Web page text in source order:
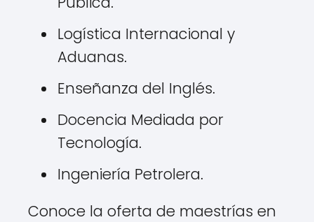
Logística Internacional y
Aduanas.
Enseñanza del Inglés.
Docencia Mediada por
Tecnología.
Ingeniería Petrolera.
Conoce la oferta de maestrías en